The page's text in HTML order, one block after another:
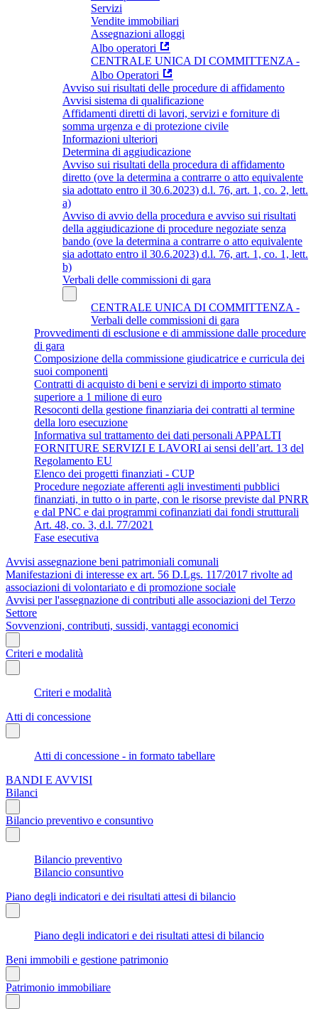
Servizi
Vendite immobiliari
Assegnazioni alloggi
Albo operatori
CENTRALE UNICA DI COMMITTENZA -
Albo Operatori
Avviso sui risultati delle procedure di affidamento
Avvisi sistema di qualificazione
Affidamenti diretti di lavori, servizi e forniture di
somma urgenza e di protezione civile
Informazioni ulteriori
Determina di aggiudicazione
Avviso sui risultati della procedura di affidamento
diretto (ove la determina a contrarre o atto equivalente
sia adottato entro il 30.6.2023) d.l. 76, art. 1, co. 2, lett.
a)
Avviso di avvio della procedura e avviso sui risultati
della aggiudicazione di procedure negoziate senza
bando (ove la determina a contrarre o atto equivalente
sia adottato entro il 30.6.2023) d.l. 76, art. 1, co. 1, lett.
b)
Verbali delle commissioni di gara
CENTRALE UNICA DI COMMITTENZA -
Verbali delle commissioni di gara
Provvedimenti di esclusione e di ammissione dalle procedure
di gara
Composizione della commissione giudicatrice e curricula dei
suoi componenti
Contratti di acquisto di beni e servizi di importo stimato
superiore a 1 milione di euro
Resoconti della gestione finanziaria dei contratti al termine
della loro esecuzione
Informativa sul trattamento dei dati personali APPALTI
FORNITURE SERVIZI E LAVORI ai sensi dell’art. 13 del
Regolamento EU
Elenco dei progetti finanziati - CUP
Procedure negoziate afferenti agli investimenti pubblici
finanziati, in tutto o in parte, con le risorse previste dal PNRR
e dal PNC e dai programmi cofinanziati dai fondi strutturali
Art. 48, co. 3, d.l. 77/2021
Fase esecutiva
Avvisi assegnazione beni patrimoniali comunali
Manifestazioni di interesse ex art. 56 D.Lgs. 117/2017 rivolte ad
associazioni di volontariato e di promozione sociale
Avvisi per l'assegnazione di contributi alle associazioni del Terzo
Settore
Sovvenzioni, contributi, sussidi, vantaggi economici
Criteri e modalità
Criteri e modalità
Atti di concessione
Atti di concessione - in formato tabellare
BANDI E AVVISI
Bilanci
Bilancio preventivo e consuntivo
Bilancio preventivo
Bilancio consuntivo
Piano degli indicatori e dei risultati attesi di bilancio
Piano degli indicatori e dei risultati attesi di bilancio
Beni immobili e gestione patrimonio
Patrimonio immobiliare